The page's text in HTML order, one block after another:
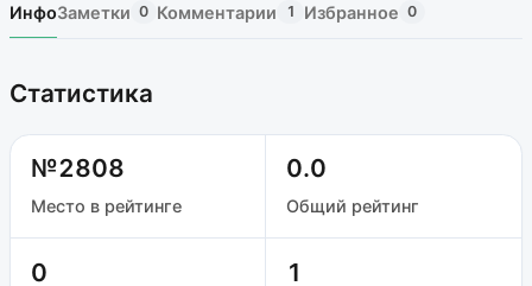
ИнфоЗаметки 0 Комментарии 1 Избранное 0
Статистика
№2808
Место в рейтинге
0.0
Общий рейтинг
0 1